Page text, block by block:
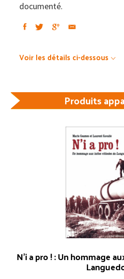
documenté.
Voir les détails ci-dessous
Produits
N’i a pro ! : Un hommage